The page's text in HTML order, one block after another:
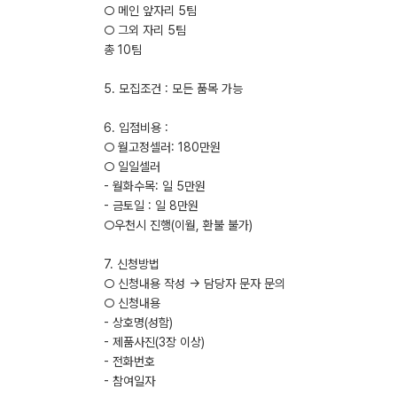
○ 메인 앞자리 5팀
○ 그외 자리 5팀
총 10팀
5. 모집조건 : 모든 품목 가능
6. 입점비용 :
○ 월고정셀러: 180만원
○ 일일셀러
- 월화수목: 일 5만원
- 금토일 : 일 8만원
○우천시 진행(이월, 환불 불가)
7. 신청방법
○ 신청내용 작성 → 담당자 문자 문의
○ 신청내용
- 상호명(성함)
- 제품사진(3장 이상)
- 전화번호
- 참여일자